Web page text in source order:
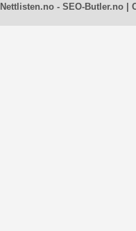
Nettlisten.no - SEO-Butler.no |